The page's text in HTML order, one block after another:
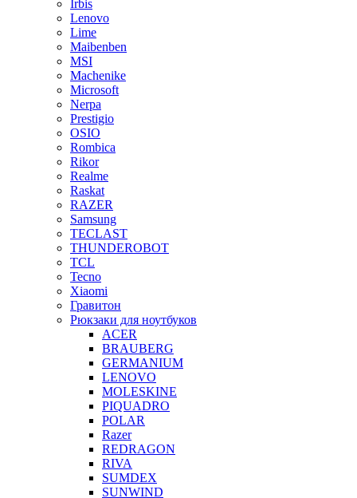
Irbis
Lenovo
Lime
Maibenben
MSI
Machenike
Microsoft
Nerpa
Prestigio
OSIO
Rombica
Rikor
Realme
Raskat
RAZER
Samsung
TECLAST
THUNDEROBOT
TCL
Tecno
Xiaomi
Гравитон
Рюкзаки для ноутбуков
ACER
BRAUBERG
GERMANIUM
LENOVO
MOLESKINE
PIQUADRO
POLAR
Razer
REDRAGON
RIVA
SUMDEX
SUNWIND